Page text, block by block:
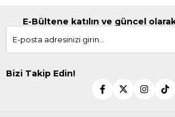
E-Bültene katılın ve güncel
Bizi Takip Edin!